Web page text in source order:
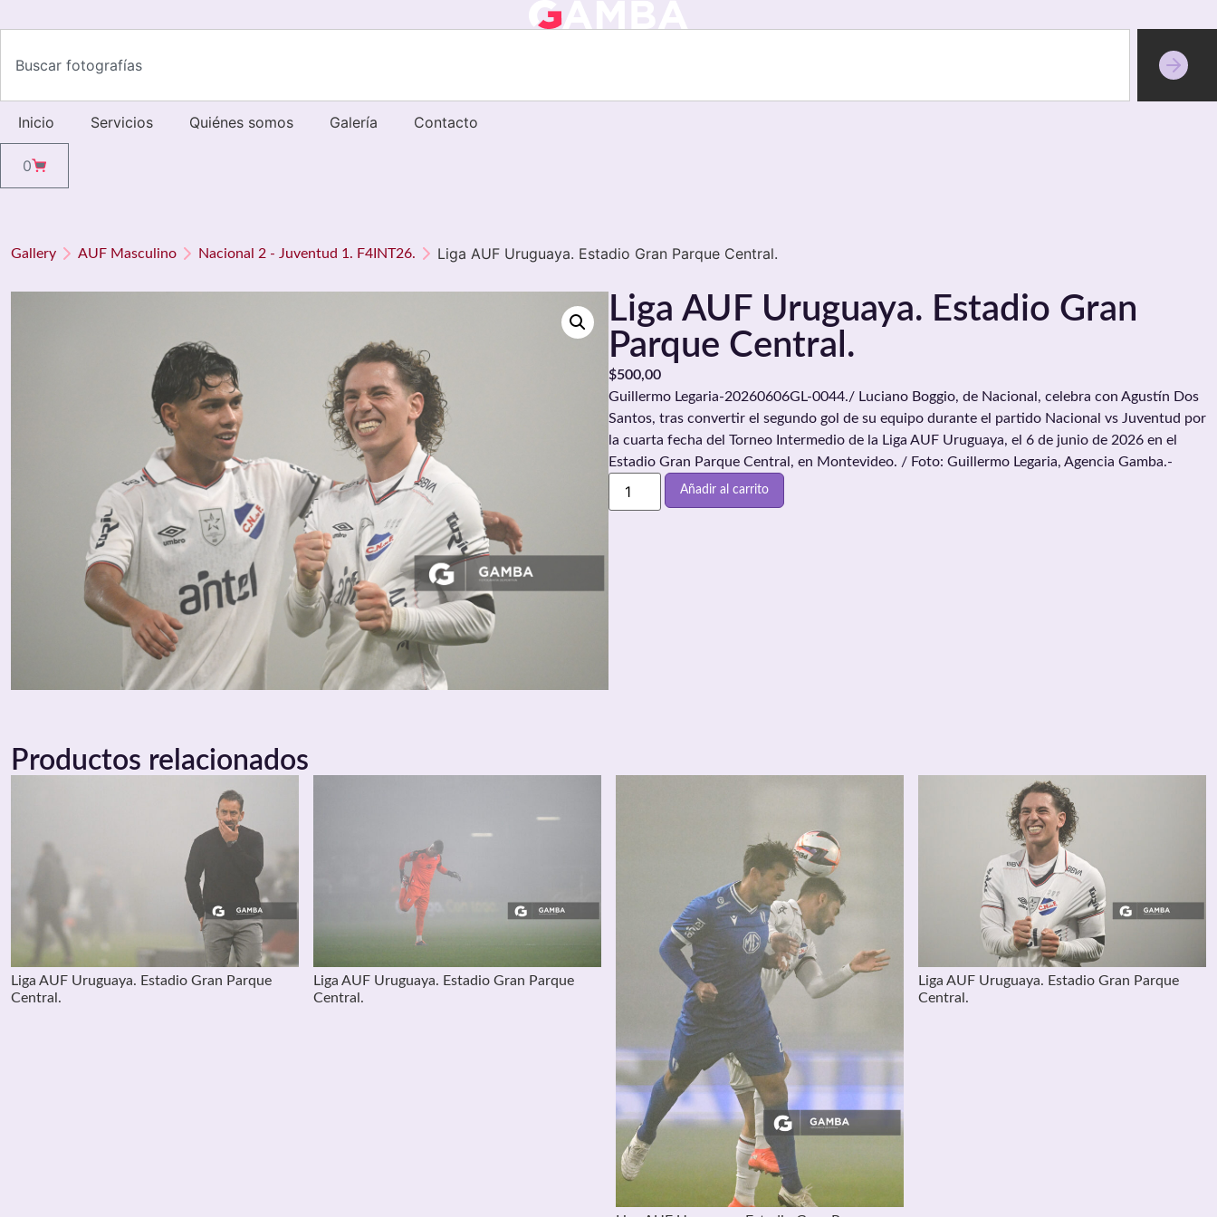
Inicio Servicios Quiénes somos Galería Contacto
0
Gallery AUF Masculino Nacional 2 - Juventud 1. F4INT26. Liga AUF Uruguaya. Estadio Gran Parque Central.
Liga AUF Uruguaya. Estadio Gran
Parque Central.
$500,00
Guillermo Legaria-20260606GL-0044./ Luciano Boggio, de Nacional, celebra con Agustín Dos
Santos, tras convertir el segundo gol de su equipo durante el partido Nacional vs Juventud por
la cuarta fecha del Torneo Intermedio de la Liga AUF Uruguaya, el 6 de junio de 2026 en el
Estadio Gran Parque Central, en Montevideo. / Foto: Guillermo Legaria, Agencia Gamba.-
Añadir al carrito
Productos relacionados
Liga AUF Uruguaya. Estadio Gran Parque
Central.
Liga AUF Uruguaya. Estadio Gran Parque
Central.
Liga AUF Uruguaya. Estadio Gran Parque
Central.